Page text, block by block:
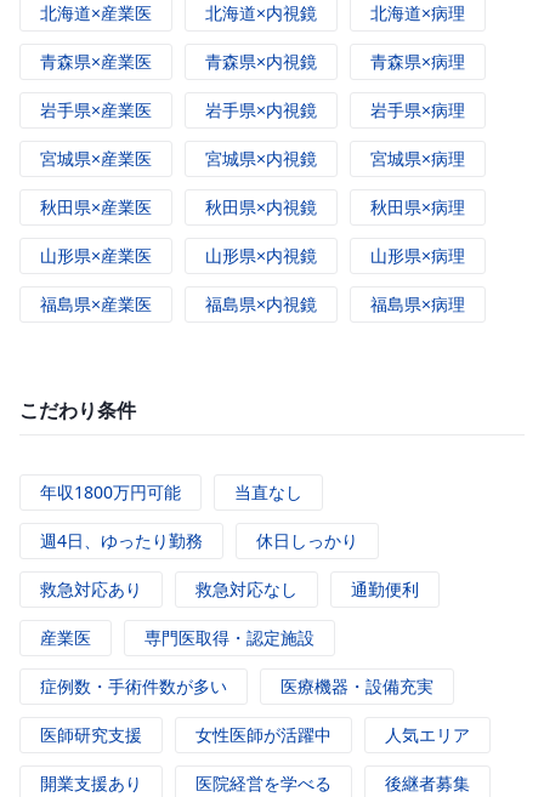
北海道×産業医 北海道×内視鏡 北海道×病理
青森県×産業医 青森県×内視鏡 青森県×病理
岩手県×産業医 岩手県×内視鏡 岩手県×病理
宮城県×産業医 宮城県×内視鏡 宮城県×病理
秋田県×産業医 秋田県×内視鏡 秋田県×病理
山形県×産業医 山形県×内視鏡 山形県×病理
福島県×産業医 福島県×内視鏡 福島県×病理
こだわり条件
年収1800万円可能 当直なし
週4日、ゆったり勤務 休日しっかり
救急対応あり 救急対応なし 通勤便利
産業医 専門医取得・認定施設
症例数・手術件数が多い 医療機器・設備充実
医師研究支援 女性医師が活躍中 人気エリア
開業支援あり 医院経営を学べる 後継者募集